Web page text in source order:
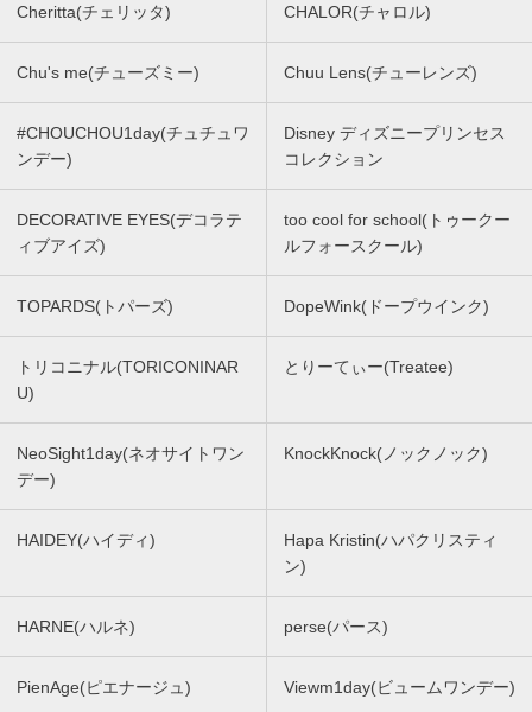
Cheritta(チェリッタ) CHALOR(チャロル)
Chu's me(チューズミー) Chuu Lens(チューレンズ)
#CHOUCHOU1day(チュチュワ
ンデー)
Disney ディズニープリンセス
コレクション
DECORATIVE EYES(デコラテ
ィブアイズ)
too cool for school(トゥークー
ルフォースクール)
TOPARDS(トパーズ) DopeWink(ドープウインク)
トリコニナル(TORICONINAR
U)
とりーてぃー(Treatee)
NeoSight1day(ネオサイトワン
デー)
KnockKnock(ノックノック)
HAIDEY(ハイディ)
Hapa Kristin(ハパクリスティ
ン)
HARNE(ハルネ) perse(パース)
PienAge(ピエナージュ) Viewm1day(ビュームワンデー)